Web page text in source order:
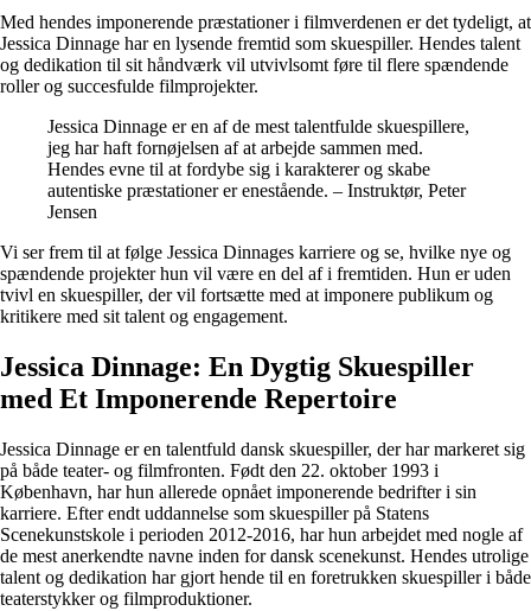
Med hendes imponerende præstationer i filmverdenen er det tydeligt, at
Jessica Dinnage har en lysende fremtid som skuespiller. Hendes talent
og dedikation til sit håndværk vil utvivlsomt føre til flere spændende
roller og succesfulde filmprojekter.
Jessica Dinnage er en af de mest talentfulde skuespillere,
jeg har haft fornøjelsen af at arbejde sammen med.
Hendes evne til at fordybe sig i karakterer og skabe
autentiske præstationer er enestående. – Instruktør, Peter
Jensen
Vi ser frem til at følge Jessica Dinnages karriere og se, hvilke nye og
spændende projekter hun vil være en del af i fremtiden. Hun er uden
tvivl en skuespiller, der vil fortsætte med at imponere publikum og
kritikere med sit talent og engagement.
Jessica Dinnage: En Dygtig Skuespiller
med Et Imponerende Repertoire
Jessica Dinnage er en talentfuld dansk skuespiller, der har markeret sig
på både teater- og filmfronten. Født den 22. oktober 1993 i
København, har hun allerede opnået imponerende bedrifter i sin
karriere. Efter endt uddannelse som skuespiller på Statens
Scenekunstskole i perioden 2012-2016, har hun arbejdet med nogle af
de mest anerkendte navne inden for dansk scenekunst. Hendes utrolige
talent og dedikation har gjort hende til en foretrukken skuespiller i både
teaterstykker og filmproduktioner.